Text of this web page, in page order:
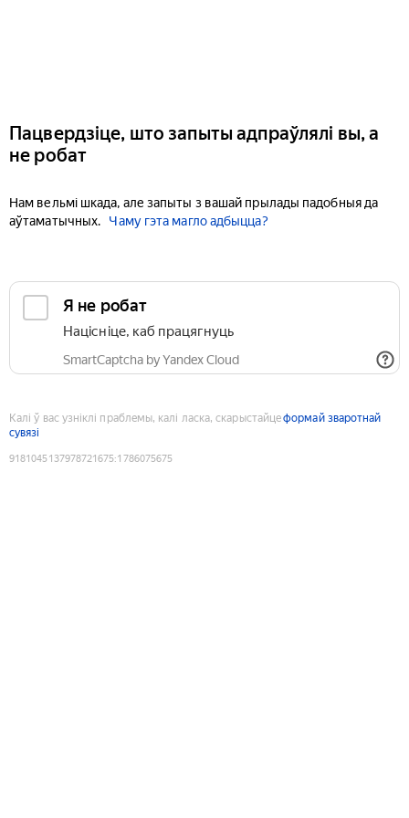
Пацвердзіце, што запыты адпраўлялі вы, а
не робат
Нам вельмі шкада, але запыты з вашай прылады падобныя да
аўтаматычных.
Чаму гэта магло адбыцца?
Я не робат
Націсніце, каб працягнуць
SmartCaptcha by Yandex Cloud
Калі ў вас узніклі праблемы, калі ласка, скарыстайцеформай зваротнай
сувязі
9181045137978721675:1786075675